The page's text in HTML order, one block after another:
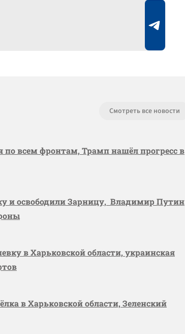
Смотреть все новости
по всем фронтам, Трамп нашёл прогресс в
и освободили Зарницу, Владимир Путин
в Харьковской области, украинская
в Харьковской области, Зеленский